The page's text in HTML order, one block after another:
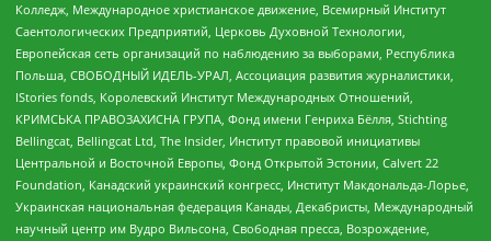
Колледж, Международное христианское движение, Всемирный Институт
Саентологических Предприятий, Церковь Духовной Технологии,
Европейская сеть организаций по наблюдению за выборами, Республика
Польша, СВОБОДНЫЙ ИДЕЛЬ-УРАЛ, Ассоциация развития журналистики,
IStories fonds, Королевский Институт Международных Отношений,
КРИМСЬКА ПРАВОЗАХИСНА ГРУПА, Фонд имени Генриха Бёлля, Stichting
Bellingcat, Bellingcat Ltd, The Insider, Институт правовой инициативы
Центральной и Восточной Европы, Фонд Открытой Эстонии, Calvert 22
Foundation, Канадский украинский конгресс, Институт Макдональда-Лорье,
Украинская национальная федерация Канады, Декабристы, Международный
научный центр им Вудро Вильсона, Свободная пресса, Возрождение,